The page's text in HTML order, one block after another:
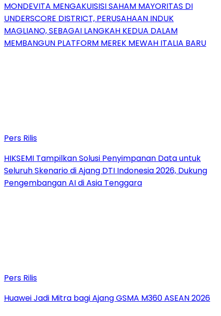
MONDEVITA MENGAKUISISI SAHAM MAYORITAS DI
UNDERSCORE DISTRICT, PERUSAHAAN INDUK
MAGLIANO, SEBAGAI LANGKAH KEDUA DALAM
MEMBANGUN PLATFORM MEREK MEWAH ITALIA BARU
Pers Rilis
HIKSEMI Tampilkan Solusi Penyimpanan Data untuk
Seluruh Skenario di Ajang DTI Indonesia 2026, Dukung
Pengembangan AI di Asia Tenggara
Pers Rilis
Huawei Jadi Mitra bagi Ajang GSMA M360 ASEAN 2026